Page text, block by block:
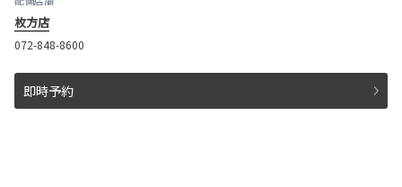
枚方店
072-848-8600
即時予約